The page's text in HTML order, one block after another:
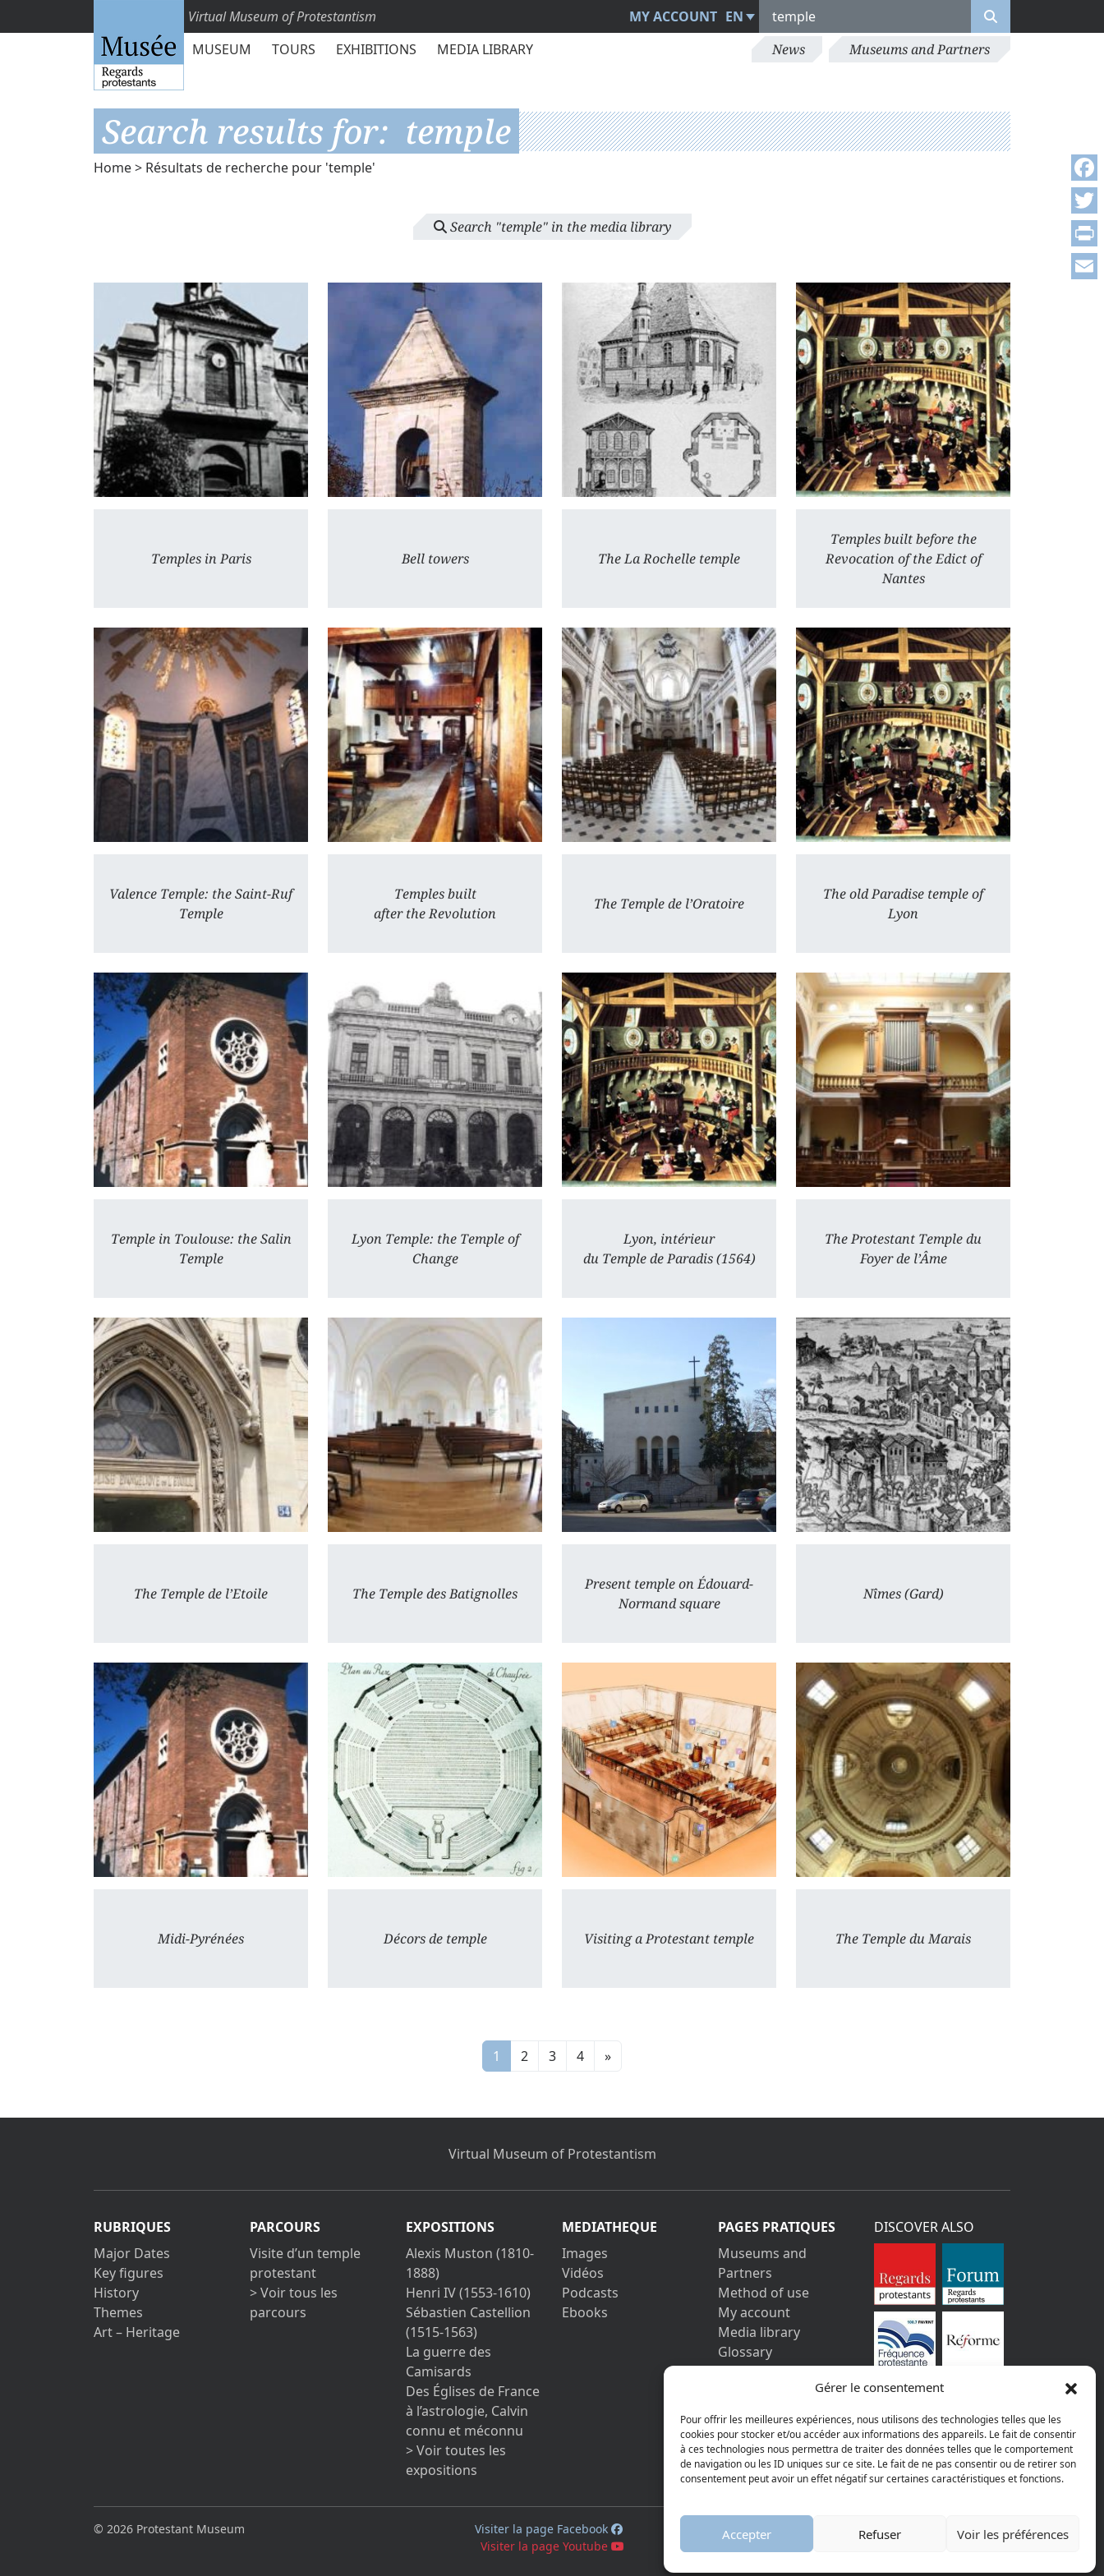
Gérer le consentement
Pour offrir les meilleures expériences, nous utilisons des technologies telles que les
cookies pour stocker et/ou accéder aux informations des appareils. Le fait de consentir
à ces technologies nous permettra de traiter des données telles que le comportement
de navigation ou les ID uniques sur ce site. Le fait de ne pas consentir ou de retirer son
consentement peut avoir un effet négatif sur certaines caractéristiques et fonctions.
Accepter Refuser Voir les préférences
Virtual Museum of Protestantism MY ACCOUNT EN
MUSEUM
TOURS EXHIBITIONS MEDIA LIBRARY News Museums and Partners
Search results for: temple
Home> Résultats de recherche pour 'temple'
Search "temple" in the media library
Temples in Paris Bell towers The La Rochelle temple
Temples built before the
Revocation of the Edict of
Nantes
Valence Temple: the Saint-Ruf
Temple
Temples built
after the Revolution
The Temple de l’Oratoire
The old Paradise temple of
Lyon
Temple in Toulouse: the Salin
Temple
Lyon Temple: the Temple of
Change
Lyon, intérieur
du Temple de Paradis (1564)
The Protestant Temple du
Foyer de l’Âme
The Temple de l’Etoile The Temple des Batignolles
Present temple on Édouard-
Normand square
Nîmes (Gard)
Midi-Pyrénées Décors de temple Visiting a Protestant temple The Temple du Marais
1 2 3 4 »
Virtual Museum of Protestantism
RUBRIQUES
Major Dates
Key figures
History
Themes
Art – Heritage
PARCOURS
Visite d’un temple
protestant
> Voir tous les
parcours
EXPOSITIONS
Alexis Muston (1810-
1888)
Henri IV (1553-1610)
Sébastien Castellion
(1515-1563)
La guerre des
Camisards
Des Églises de France
à l’astrologie, Calvin
connu et méconnu
> Voir toutes les
expositions
MEDIATHEQUE
Images
Vidéos
Podcasts
Ebooks
PAGES PRATIQUES
Museums and
Partners
Method of use
My account
Media library
Glossary
Contact us
Legal information
Privacy policy
DISCOVER ALSO
© 2026 Protestant Museum
Visiter la page Facebook
Visiter la page Youtube
AGGELOS
Print